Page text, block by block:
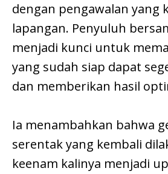
dengan pengawalan yang
lapangan. Penyuluh
menjadi kunci untuk
yang sudah siap dapat
dan memberikan hasil
Ia menambahkan bahwa
serentak yang kembali
keenam kalinya menjadi